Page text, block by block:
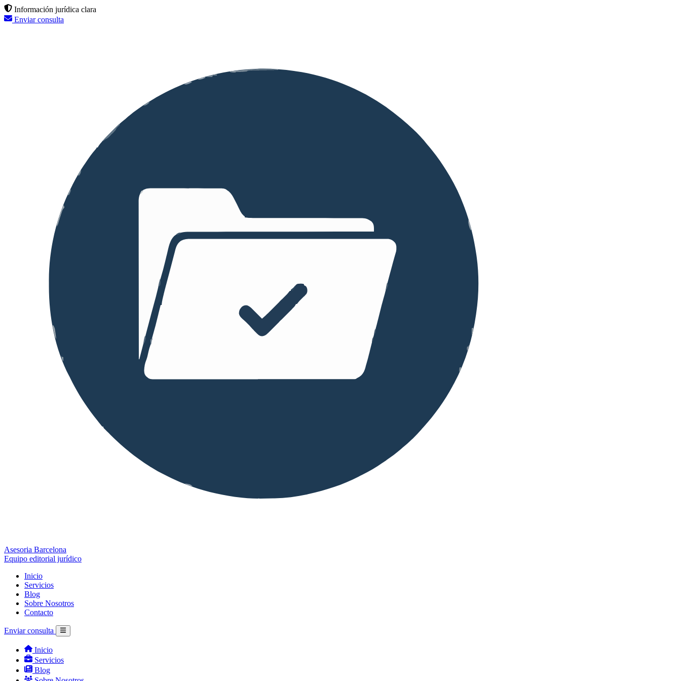
Información jurídica clara
Enviar consulta
Asesoria Barcelona
Equipo editorial jurídico
Inicio
Servicios
Blog
Sobre Nosotros
Contacto
Enviar consulta
Inicio
Servicios
Blog